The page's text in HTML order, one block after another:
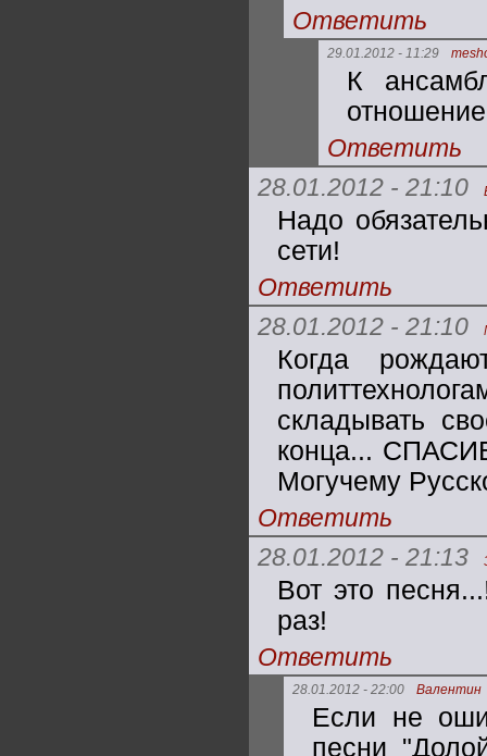
Ответить
29.01.2012 - 11:29
К
Ответить
28.01.2012 - 21:10
Надо
сети!
Ответить
28.01.2012 - 21:10
Когда
складывать
конца...
Могучему
Ответить
28.01.2012 - 21:13
Вот это
раз!
Ответить
28.01.2012 - 22:00 Валентин
Если не
песни